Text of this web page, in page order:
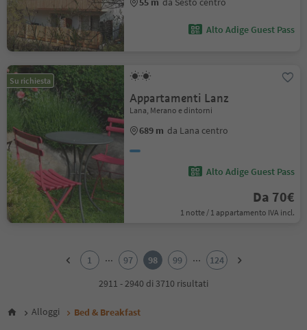
Alto Adige Guest Pass
Su richiesta
Appartamenti Lanz
Lana, Merano e dintorni
689 m da Lana centro
Alto Adige Guest Pass
Da 70€
1 notte / 1 appartamento IVA incl.
6
1 ... 97 98 99 ...
124
2911 - 2940 di 3710 risultati
Alloggi Bed & Breakfast